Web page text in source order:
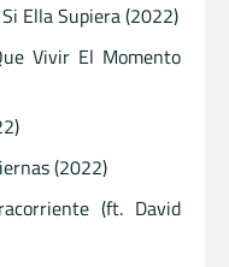
Ella Supiera (2022)
Vivir El Momento
(2022)
(ft. David